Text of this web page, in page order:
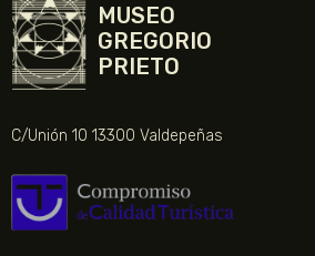
MUSEO
GREGORIO
PRIETO
C/Unión 10 13300 Valdepeñas